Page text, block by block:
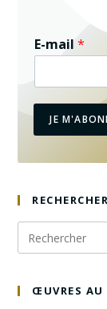
E-mail*
JE
RECHERCHER
ŒUVRES AU